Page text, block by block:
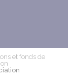
et fonds de